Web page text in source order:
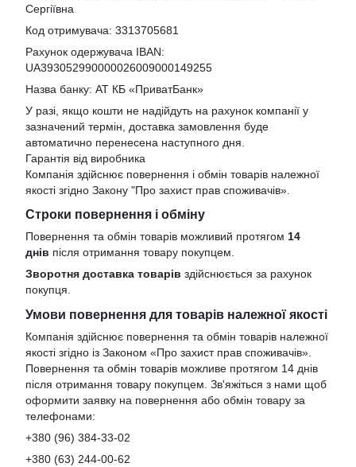
Сергіївна
Код отримувача: 3313705681
Рахунок одержувача IBAN:
UA393052990000026009000149255
Назва банку: АТ КБ «ПриватБанк»
У разі, якщо кошти не надійдуть на рахунок компанії у
зазначений термін, доставка замовлення буде
автоматично перенесена наступного дня.
Гарантія від виробника
Компанія здійснює повернення і обмін товарів належної
якості згідно Закону "Про захист прав споживачів»
Строки повернення і обміну
Повернення та обмін товарів можливий протягом 14
днів після отримання товару покупцем.
Зворотня доставка товарів здійснюється за рахунок
покупця.
Умови повернення для товарів належної якості
Компанія здійснює повернення та обмін товарів належної
якості згідно із Законом «Про захист прав споживачів».
Повернення та обмін товарів можливе протягом 14 днів
після отримання товару покупцем. Зв'яжіться з нами щоб
оформити заявку на повернення або обмін товару за
телефонами:
+380 (96) 384-33-02
+380 (63) 244-00-62